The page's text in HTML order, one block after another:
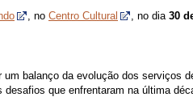
, no Centro Cultural , no dia 30
balanço da evolução dos serviços
que enfrentaram na última